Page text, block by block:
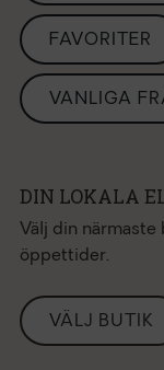
FAVORITER
VANLIGA
DIN LOKALA
Välj din
öppettider.
VÄLJ BUTIK